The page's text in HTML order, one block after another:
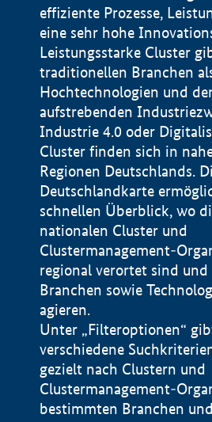
effiziente Prozesse,
eine sehr hohe
Leistungsstarke Cluster
traditionellen Branchen
Hochtechnologien und
aufstrebenden
Industrie 4.0 oder
Cluster finden sich in
Regionen Deutschlands.
Deutschlandkarte
schnellen Überblick, wo
nationalen Cluster und
Clustermanagement-
regional verortet sind
Branchen sowie
agieren.
Unter „Filteroptionen“
verschiedene
gezielt nach Clustern und
Clustermanagement-
bestimmten Branchen und
Impressum
Datenschutzerklärung
BMWE, 2026 ©
100 km © Geobasis-DE / BKG 2015